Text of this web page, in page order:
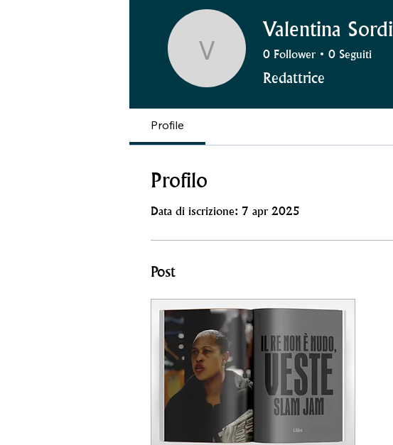
Valentina Sordi
Valentina Sordi
0 Follower 0 Seguiti
Redattrice
Profile
Profilo
Data di iscrizione: 7 apr 2025
Post